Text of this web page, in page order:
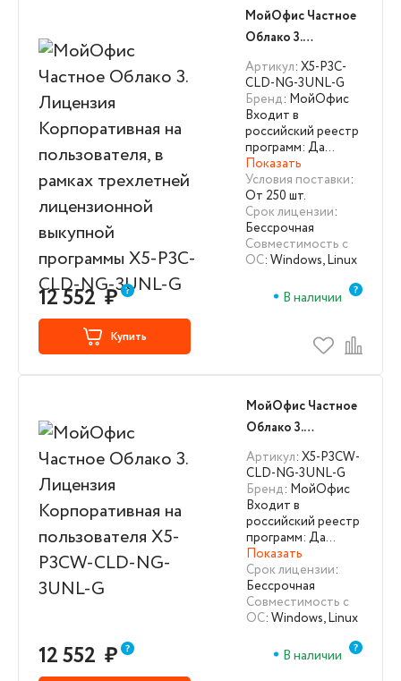
МойОфис Частное
Облако 3.
Лицензия
Корпоративная на
пользователя, в
рамках трехлетней
лицензионной
выкупной
программы X5-P3C-
CLD-NG-3UNL-G
Артикул: X5-P3C-
CLD-NG-3UNL-G
Бренд: МойОфис
Входит в
российский реестр
программ: Да…
Показать
Условия поставки:
От 250 шт.
Срок лицензии:
Бессрочная
Совместимость с
ОС: Windows, Linux
12 552 ₽ В наличии
Купить
МойОфис Частное
Облако 3.
Лицензия
Корпоративная на
пользователя X5-
P3CW-CLD-NG-
3UNL-G
Артикул: X5-P3CW-
CLD-NG-3UNL-G
Бренд: МойОфис
Входит в
российский реестр
программ: Да…
Показать
Срок лицензии:
Бессрочная
Совместимость с
ОС: Windows, Linux
12 552 ₽ В наличии